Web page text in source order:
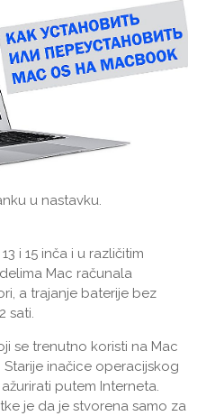
u nastavku.
i 15 inča i u različitim
Mac računala
a trajanje baterije bez
sati.
se trenutno koristi na Mac
Starije inačice operacijskog
putem Interneta.
je da je stvorena samo za